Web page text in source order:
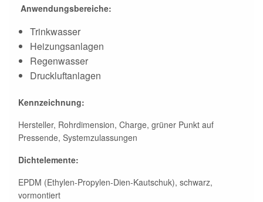
Anwendungsbereiche:
Trinkwasser
Heizungsanlagen
Regenwasser
Druckluftanlagen
Kennzeichnung:
Hersteller, Rohrdimension, Charge, grüner Punkt auf
Pressende, Systemzulassungen
Dicht­elemente:
EPDM (Ethylen-​Propylen-​Dien-​Kautschuk), schwarz,
vormontiert